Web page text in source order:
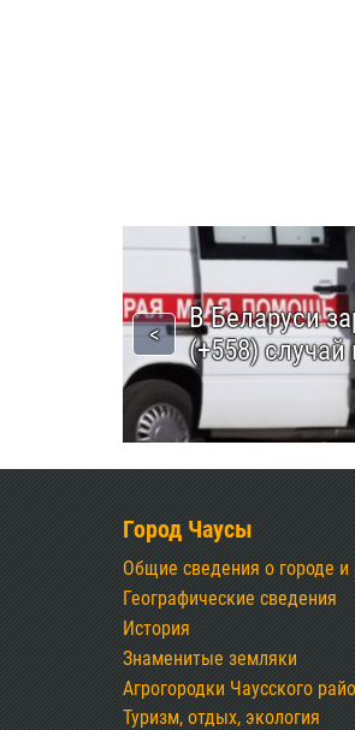
В Беларуси
(+558)
Город Чаусы
Общие сведения о городе и
Географические сведения
История
Знаменитые земляки
Агрогородки Чаусского
Туризм, отдых, экология